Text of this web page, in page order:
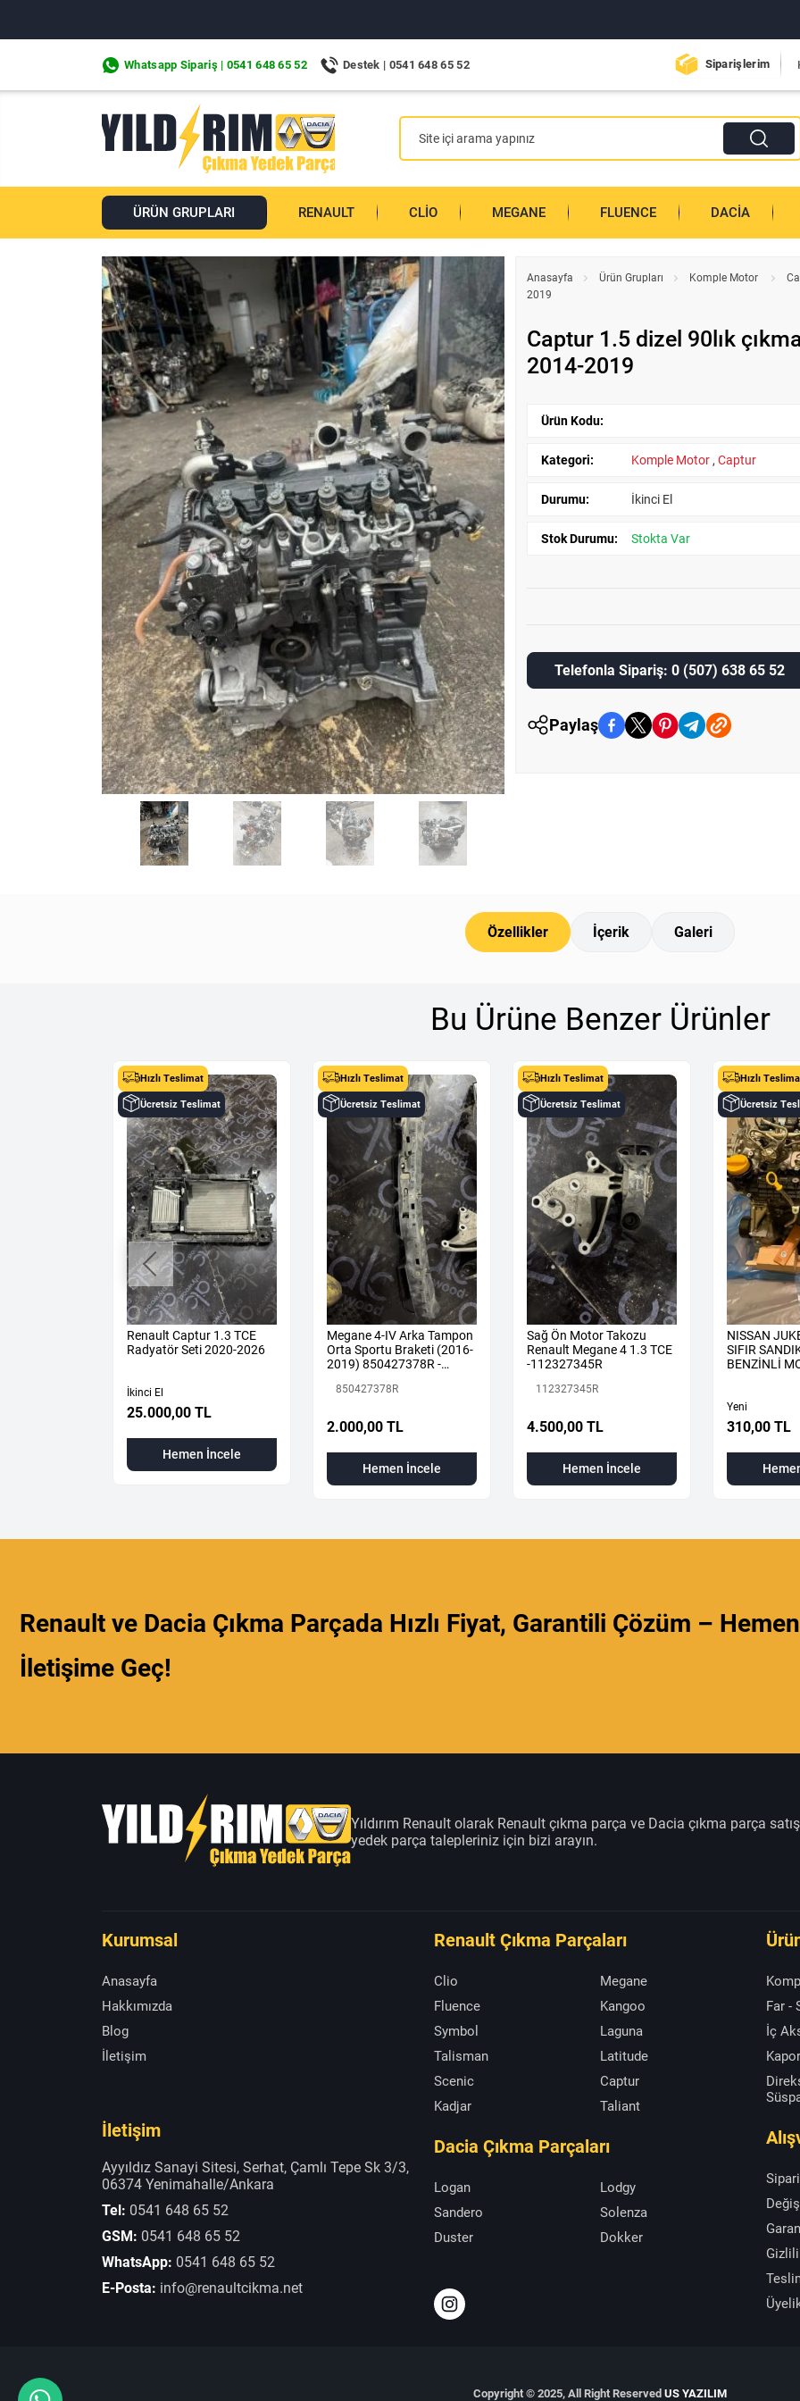
Whatsapp Sipariş | 0541 648 65 52 Destek | 0541 648 65 52 Siparişlerim
ÜRÜN GRUPLARI RENAULT CLIO MEGANE FLUENCE DACIA
Anasayfa Ürün Grupları Komple Motor
2019
Captur 1.5 dizel 90lık
2014-2019
Ürün Kodu:
Kategori: Komple Motor ,Captur
Durumu: İkinci El
Stok Durumu: Stokta Var
Telefonla Sipariş: 0 (507) 638 65 52
Paylaş
Özellikler İçerik Galeri
Bu Ürüne Benzer Ürünler
Hızlı Teslimat
Ücretsiz Teslimat
Renault Captur 1.3 TCE
Radyatör Seti 2020-2026
İkinci El
25.000,00 TL
Hemen İncele
Hızlı Teslimat
Ücretsiz Teslimat
Megane 4-IV Arka Tampon
Orta Sportu Braketi (2016-
2019) 850427378R -
850427378R
2.000,00 TL
Hemen İncele
Hızlı Teslimat
Ücretsiz Teslimat
Sağ Ön Motor Takozu
Renault Megane 4 1.3 TCE
-112327345R
112327345R
4.500,00 TL
Hemen İncele
Hızlı
Ücretsiz
NISSAN
SIFIR
BENZİNLİ
Yeni
310,00 TL
Renault ve Dacia Çıkma Parçada Hızlı Fiyat, Garantili Çözüm – Hemen
İletişime Geç!
Yıldırım Renault olarak Renault çıkma parça ve Dacia çıkma parça
yedek parça talepleriniz için bizi arayın.
Kurumsal
Anasayfa
Hakkımızda
Blog
İletişim
İletişim
Ayyıldız Sanayi Sitesi, Serhat, Çamlı Tepe Sk 3/3,
06374 Yenimahalle/Ankara
Tel: 0541 648 65 52
GSM: 0541 648 65 52
WhatsApp: 0541 648 65 52
E-Posta: info@renaultcikma.net
Renault Çıkma Parçaları
Clio
Megane
Fluence
Kangoo
Symbol
Laguna
Talisman
Latitude
Scenic
Captur
Kadjar
Taliant
Dacia Çıkma Parçaları
Logan
Lodgy
Sandero
Solenza
Duster
Dokker
Far -
İç
Copyright © 2025, All Right Reserved US YAZILIM